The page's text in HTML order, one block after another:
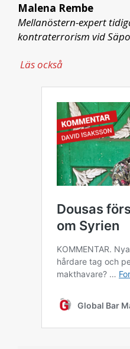
Malena Rembe
Mellanöstern-expert
kontraterrorism vid Säpo
Läs också